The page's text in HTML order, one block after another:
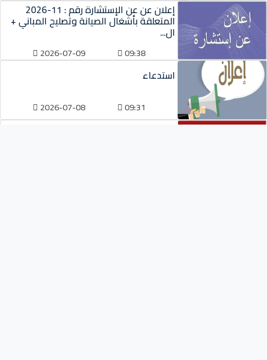
إعلان عن عن الإستشارة رقم : 11-2026
المتعلقة بأشغال الصيانة وتصليح المباني +
ال...
09:38
2026-07-09
استدعاء
09:31
2026-07-08